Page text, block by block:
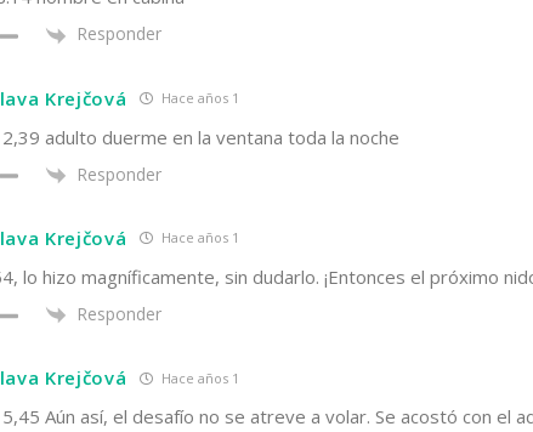
Responder
Krejčová Hace años 1
adulto duerme en la ventana toda la noche
Responder
Krejčová Hace años 1
lo hizo magníficamente, sin dudarlo. ¡Entonces el próximo
Responder
Krejčová Hace años 1
Aún así, el desafío no se atreve a volar. Se acostó con el